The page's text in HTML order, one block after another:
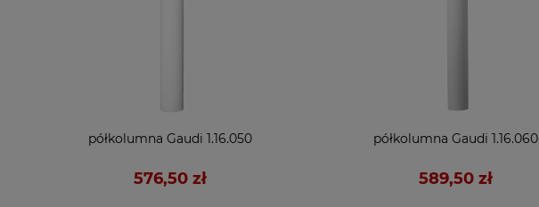
półkolumna Gaudi 1.16.050
576,50 zł
półkolumna Gaudi 1.16.060
589,50 zł